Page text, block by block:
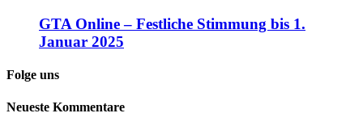
GTA Online – Festliche Stimmung bis 1.
Januar 2025
Folge uns
Neueste Kommentare